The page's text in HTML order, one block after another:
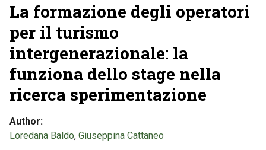
La formazione degli operatori
per il turismo
intergenerazionale: la
funziona dello stage nella
ricerca sperimentazione
Author
Loredana Baldo, Giuseppina Cattaneo